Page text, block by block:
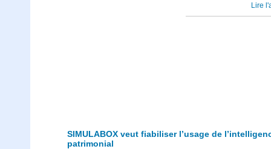
Lire
SIMULABOX veut fiabiliser l’usage de
patrimonial